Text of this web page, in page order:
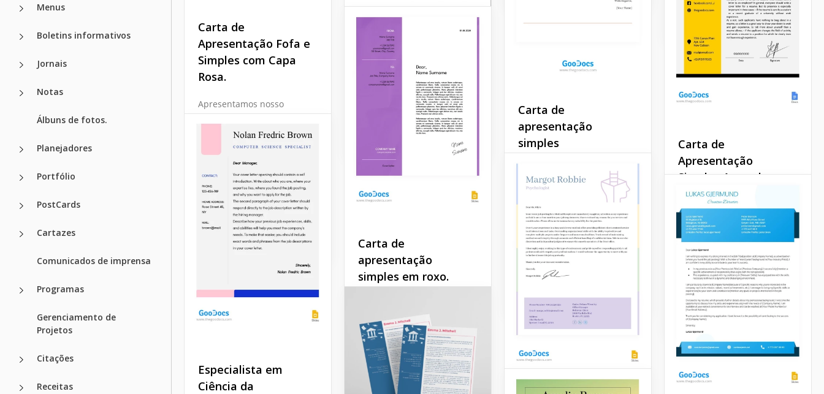
Menus
Boletins informativos
Jornais
Notas
Álbuns de fotos.
Planejadores
Portfólio
PostCards
Cartazes
Comunicados de imprensa
Programas
Gerenciamento de
Projetos
Citações
Receitas
Carta de
apresentação básica
para currículo
Carta de
Apresentação Fofa e
Simples com Capa
Rosa.
Apresentamos nosso
encantador modelo
gratuito de carta de
apresentação fofa e
simples, com capa rosa!
Esse design elegante
combina profissionalismo
com um toque de charme
rosa suave.
Google Docs
Carta de
apresentação
simples em roxo.
simplicidade com a Carta
de Apresentação Simples
Roxa - um modelo elegante
que adiciona um toque de
sofisticação às suas
candidaturas.
Carta de
apresentação
simples
candidatar para qualquer
emprego, é provável que
lhe seja solicitado enviar
uma carta de
apresentação. Claro, o
conteúdo textual desta
carta importa muito.
Google Docs
Especialista em
Ciência da
Carta de
Apresentação
Simples Amarela
Você quer que seu
currículo e carta de
apresentação sejam
notados? Nós sugerimos
usar um modelo pronto de
Carta de Apresentação
Simples Amarela para isso.
Google Docs